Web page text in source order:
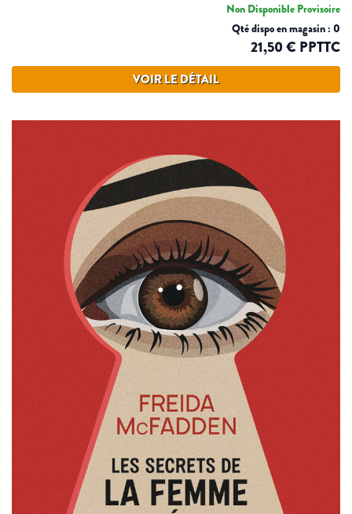
Non Disponible Provisoire
Qté dispo en magasin : 0
21,50 € PPTTC
VOIR LE DÉTAIL